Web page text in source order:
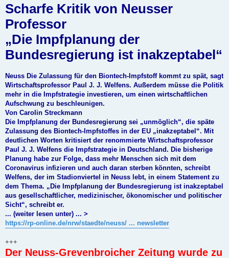
a
g
Scharfe Kritik von Neusser
Professor
„Die Impfplanung der
Bundesregierung ist inakzeptabel“
Neuss Die Zulassung für den Biontech-Impfstoff kommt zu spät, sagt
Wirtschaftsprofessor Paul J. J. Welfens. Außerdem müsse die Politik
mehr in die Impfstrategie investieren, um einen wirtschaftlichen
Aufschwung zu beschleunigen.
Von Carolin Streckmann
Die Impfplanung der Bundesregierung sei „unmöglich“, die späte
Zulassung des Biontech-Impfstoffes in der EU „inakzeptabel“. Mit
deutlichen Worten kritisiert der renommierte Wirtschaftsprofessor
Paul J. J. Welfens die Impfstrategie in Deutschland. Die bisherige
Planung habe zur Folge, dass mehr Menschen sich mit dem
Coronavirus infizieren und auch daran sterben könnten, schreibt
Welfens, der im Stadionviertel in Neuss lebt, in einem Statement zu
dem Thema. „Die Impfplanung der Bundesregierung ist inakzeptabel
aus gesellschaftlicher, medizinischer, ökonomischer und politischer
Sicht“, schreibt er.
... (weiter lesen unter) ... >
https://rp-online.de/nrw/staedte/neuss/ ... newsletter
+++
Der Neuss-Grevenbroicher Zeitung wurde zu